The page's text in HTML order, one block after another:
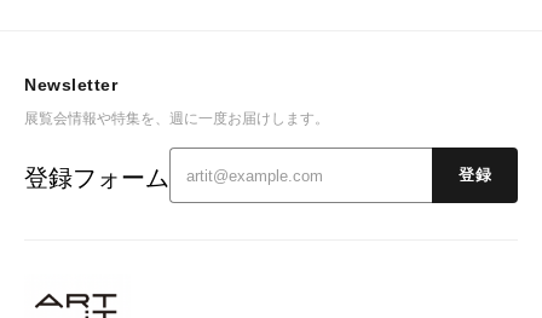
Newsletter
展覧会情報や特集を、週に一度お届けします。
登録フォーム 登録